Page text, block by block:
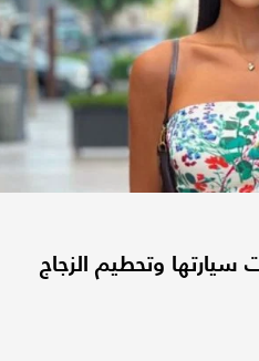
وتحطيم الزجاج